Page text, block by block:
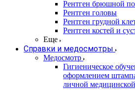
Рентген брюшной
Рентген головы
Рентген грудной
Рентген костей и
Еще
Справки и медосмотры
Медосмотр
Гигиеническое
оформлением
личной